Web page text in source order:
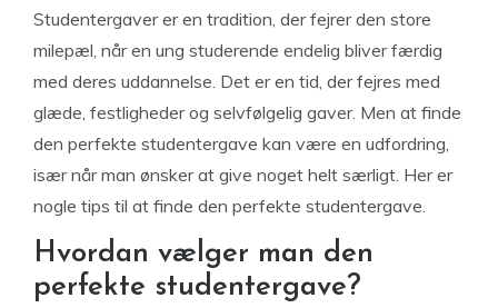
Studentergaver er en tradition, der fejrer den store
milepæl, når en ung studerende endelig bliver færdig
med deres uddannelse. Det er en tid, der fejres med
glæde, festligheder og selvfølgelig gaver. Men at finde
den perfekte studentergave kan være en udfordring,
især når man ønsker at give noget helt særligt. Her er
nogle tips til at finde den perfekte studentergave.
Hvordan vælger man den
perfekte studentergave?